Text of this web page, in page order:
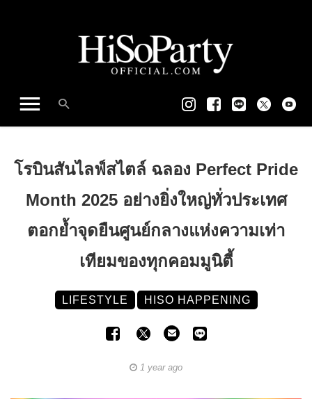
โรบินสันไลฟ์สไตล์ ฉลอง Perfect Pride
Month 2025 อย่างยิ่งใหญ่ทั่วประเทศ
ตอกย้ำจุดยืนศูนย์กลางแห่งความเท่า
เทียมของทุกคอมมูนิตี้
LIFESTYLE HISO HAPPENING
1 year ago